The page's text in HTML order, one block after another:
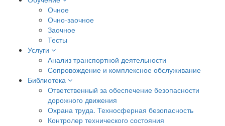
Очное
Очно-заочное
Заочное
Тесты
Услуги
Анализ транспортной деятельности
Сопровождение и комплексное обслуживание
Библиотека
Ответственный за обеспечение безопасности
дорожного движения
Охрана труда. Техносферная безопасность
Контролер технического состояния